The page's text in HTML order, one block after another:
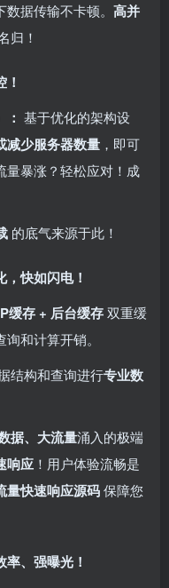
数据传输不卡顿。​ 高并
归！
基于优化的架构设
减少服务器数量 ，即可
量暴涨？轻松应对！成
的底气来源于此！
快如闪电！​
缓存 + 后台缓存双重缓
和计算开销。
结构和查询进行专业数
据、大流量涌入的极端
响应 ！用户体验流畅是
量快速响应源码保障您
、强曝光！​